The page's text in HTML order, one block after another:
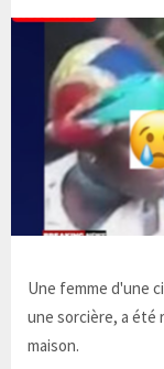
Une femme d'une
une sorcière, a été
maison.